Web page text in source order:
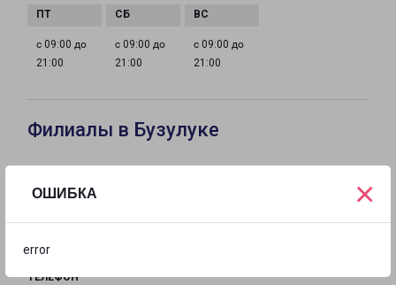
ОШИБКА
error
×
с 09:00 до
21:00
с 09:00 до
21:00
с 09:00 до
21:00
Филиалы в Бузулуке
461045, Оренбургская обл, г. Бузулук, ул. Гая, д. 99
ТЕЛЕФОН